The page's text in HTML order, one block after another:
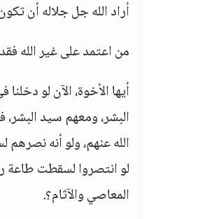
أراد الله جل جلاله أن
من اعتمد على غير الله
أيها الأخوة، الآن لو
البشر، ومعهم سيد
الله عنهم، ولو أنه
لو انتصروا لسقطت طاعة
المعاصي والآثام؟.